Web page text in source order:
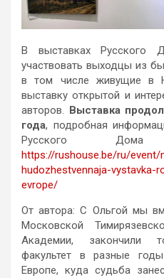
В выставках Русского
участвовать выходцы из
в том числе живущие в
выставку открытой и
авторов. Выставка
года, подробная
Русского
https://rushouse.be/ru/event/
hudozhestvennaja-vystavka-
evrope/
От автора: С Ольгой мы
Московской
Академии, закончили
факультет в разные
Европе, куда судьба